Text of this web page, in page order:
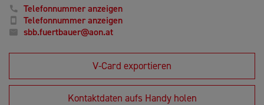
Telefonnummer anzeigen
Telefonnummer anzeigen
sbb.fuertbauer@aon.at
V-Card exportieren
Kontaktdaten aufs Handy holen